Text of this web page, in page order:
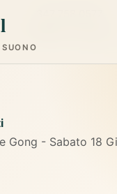
Gong - Sabato 18